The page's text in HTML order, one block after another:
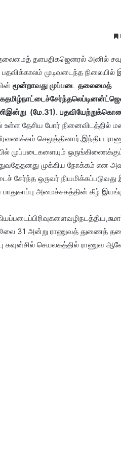
தளபதிகஜெனரல் அனில்
பதவிக்காலம் முடிவடைந்த நிலையில்
மூன்றாவது முப்படை தலைமைத்
(மே.31).
உள்ள தேசிய போர் நினைவிடத்தில்
செலுத்தினார்.இந்திய
முப்படைகளையும்
முக்கிய நோக்கம் என
சேர்ந்த ஒருவர் நியமிக்கப்படுவது
அமைச்சகத்தின் கீழ்
31 அன்று ராணுவத் துணைத்
கவுன்சில் செயலகத்தில் ராணுவ